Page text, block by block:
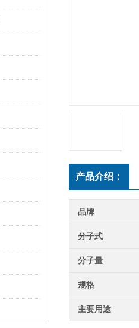
产品介绍：
品牌
分子式
分子量
规格
主要用途